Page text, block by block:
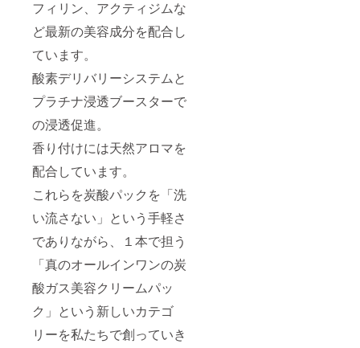
フィリン、アクティジムな
ど最新の美容成分を配合し
ています。
酸素デリバリーシステムと
プラチナ浸透ブースターで
の浸透促進。
香り付けには天然アロマを
配合しています。
これらを炭酸パックを「洗
い流さない」という手軽さ
でありながら、１本で担う
「真のオールインワンの炭
酸ガス美容クリームパッ
ク」という新しいカテゴ
リーを私たちで創っていき